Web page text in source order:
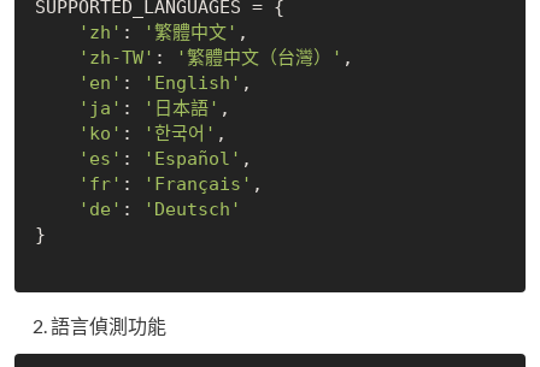
SUPPORTED_LANGUAGES = {
'zh' : '繁體中文' ,
'zh-TW' : '繁體中文（台灣）' ,
'en' : 'English' ,
'ja' : '日本語' ,
'ko' : '한국어' ,
'es' : 'Español' ,
'fr' : 'Français' ,
'de' :
'Deutsch'
}
語言偵測功能